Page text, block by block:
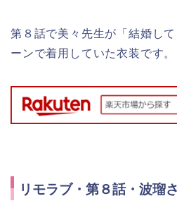
第８話で美々先生が「結婚し
ーンで着用していた衣装です。
リモラブ・第８話・波瑠